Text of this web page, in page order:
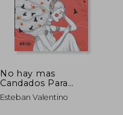
No hay mas
Candados Para
Helena (in Spanish)
Esteban Valentino